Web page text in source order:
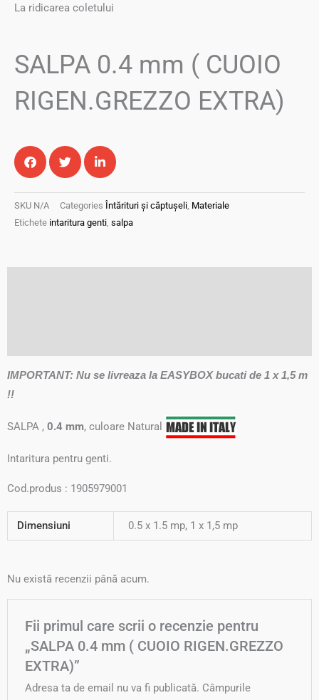
La ridicarea coletului
SALPA 0.4 mm ( CUOIO
RIGEN.GREZZO EXTRA)
SKU N/A Categories Întărituri și căptușeli, Materiale
Etichete intaritura genti, salpa
IMPORTANT: Nu se livreaza la EASYBOX bucati de 1 x 1,5 m
!!
SALPA , 0.4 mm, culoare Natural
Intaritura pentru genti.
Cod.produs : 1905979001
Dimensiuni 0.5 x 1.5 mp, 1 x 1,5 mp
Nu există recenzii până acum.
Fii primul care scrii o recenzie pentru
„SALPA 0.4 mm ( CUOIO RIGEN.GREZZO
EXTRA)”
Adresa ta de email nu va fi publicată. Câmpurile